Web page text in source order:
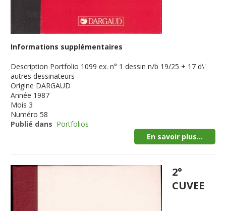
Informations supplémentaires
Description Portfolio 1099 ex. n° 1 dessin n/b 19/25 + 17 d\'
autres dessinateurs
Origine DARGAUD
Année 1987
Mois 3
Numéro 58
Publié dans Portfolios
En savoir plus...
2°
CUVEE